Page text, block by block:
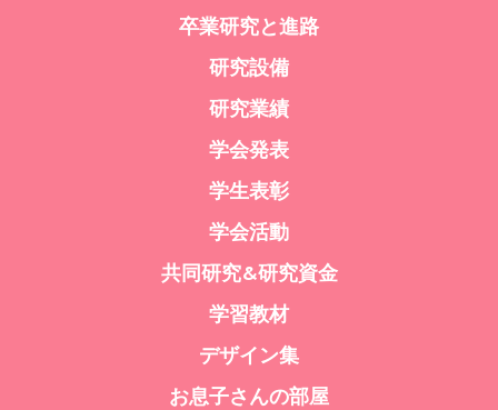
卒業研究と進路
研究設備
研究業績
学会発表
学生表彰
学会活動
共同研究&研究資金
学習教材
デザイン集
お息子さんの部屋